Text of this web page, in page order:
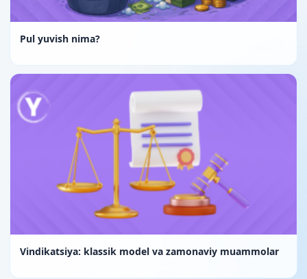
Pul yuvish nima?
Vindikatsiya: klassik model va zamonaviy muammolar